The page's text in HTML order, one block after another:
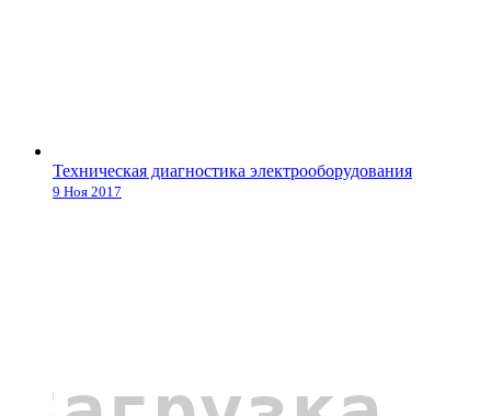
Техническая диагностика электрооборудования
9 Ноя 2017